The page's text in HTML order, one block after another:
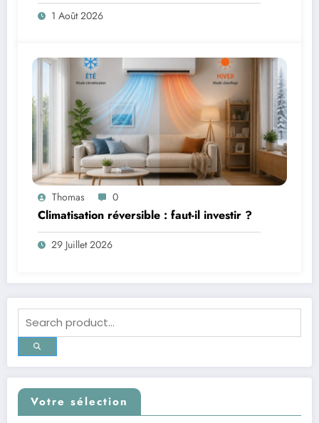
1 Août 2026
Thomas 0
Climatisation réversible : faut-il investir ?
29 Juillet 2026
Votre sélection